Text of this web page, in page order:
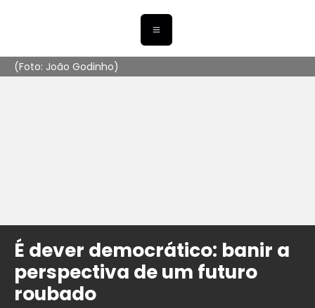
(Foto: João Godinho)
É dever democrático: banir a
perspectiva de um futuro
roubado